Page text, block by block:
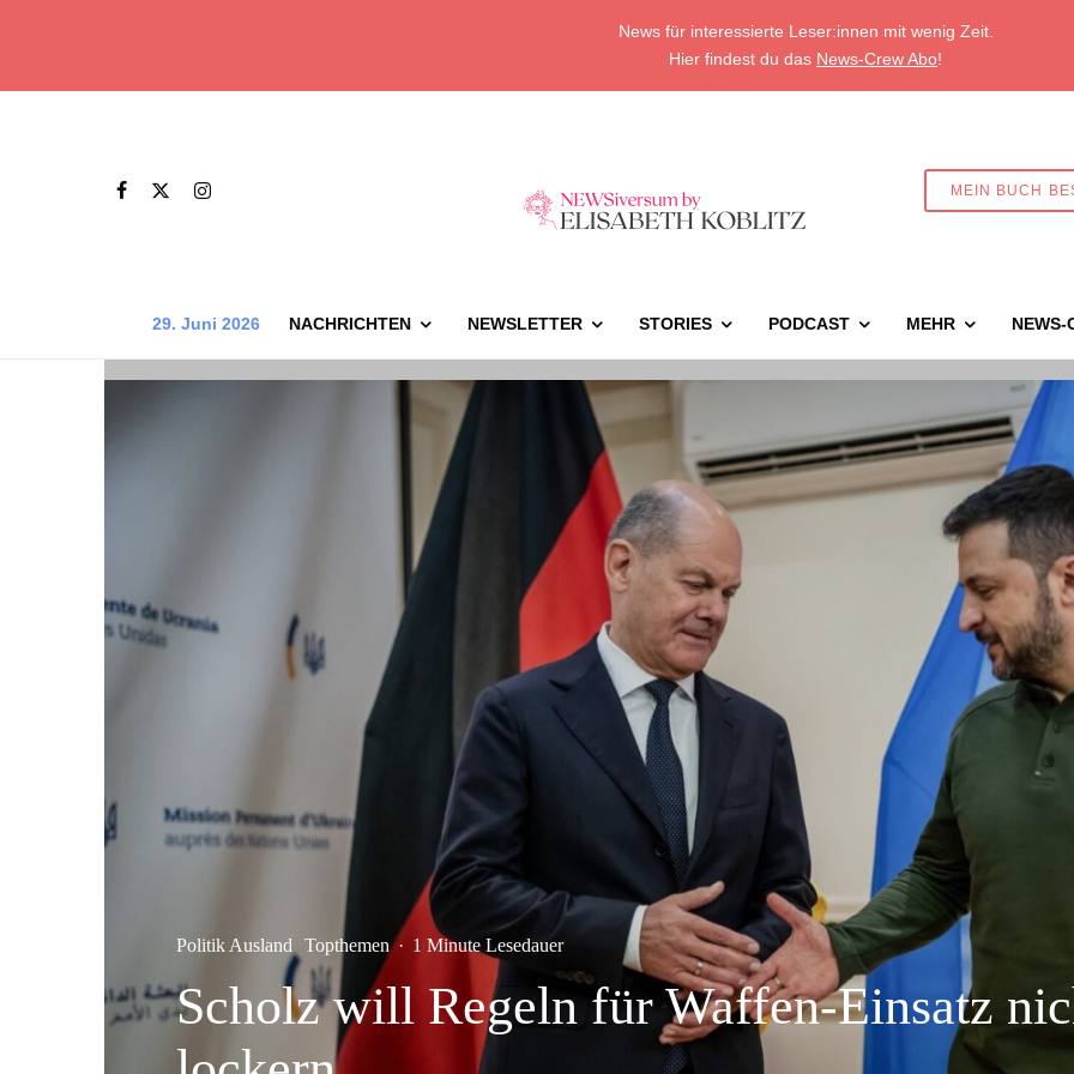
News für interessierte Leser:innen mit wenig Zeit.
Hier findest du das News-Crew Abo!
MEIN BUCH
29. Juni 2026 NACHRICHTEN NEWSLETTER STORIES PODCAST MEHR NEWS-
Politik Ausland Topthemen · 1 Minute Lesedauer
Scholz will Regeln für Waffen-Einsatz